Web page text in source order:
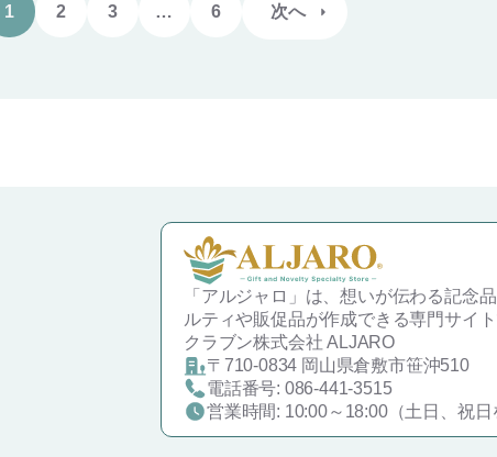
1 2 3 … 6 次へ
「アルジャロ」は、想いが伝わる記念
ルティや販促品が作成できる専門サイト
クラブン株式会社 ALJARO
〒710-0834 岡山県倉敷市笹沖510
電話番号: 086-441-3515
営業時間: 10:00～18:00（土日、祝日